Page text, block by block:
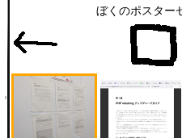
ぼくのポスター